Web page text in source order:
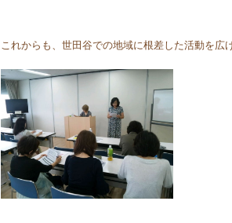
これからも、世田谷での地域に根差した活動を広